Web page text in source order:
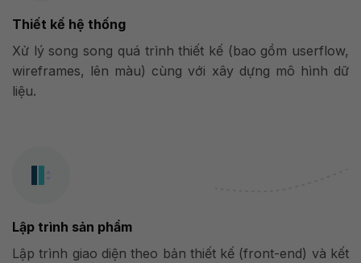
Thiết kế hệ thống
Xử lý song song quá trình thiết kế (bao gồm userflow,
wireframes, lên màu) cùng với xây dựng mô hình dữ
liệu.
Lập trình sản phẩm
Lập trình giao diện theo bản thiết kế (front-end) và kết